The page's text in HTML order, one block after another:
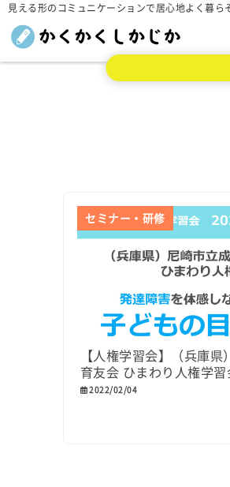
見える形のコミュニケーションで居心地よく暮ら
セミナー・研修
【人権学習会】（兵庫
育友会 ひまわり人権学
2022/02/04